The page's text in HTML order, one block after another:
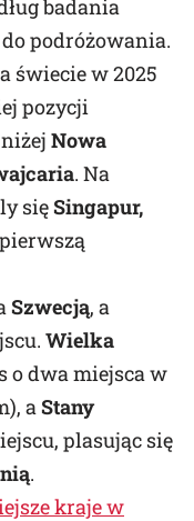
badania
podróżowania.
świecie w 2025
pozycji
Nowa
. Na
sięSingapur,
Szwecją, a
Wielka
o dwa miejsca w
aStany
plasując się
.
kraje w